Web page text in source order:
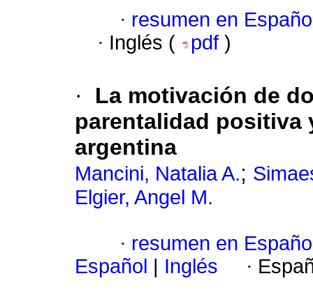
· resumen en
· Inglés ( pdf )
·
La motivación de
parentalidad positiva
argentina
Mancini, Natalia A.;
Elgier, Angel M.
· resumen en
Español
Inglés ·